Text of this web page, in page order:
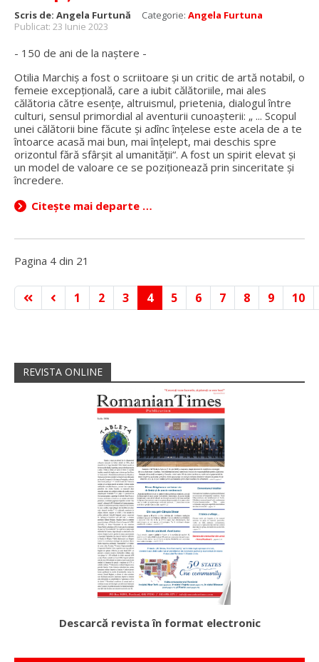
Scris de: Angela Furtună Categorie: Angela Furtuna
Publicat: 23 Iunie 2023
- 150 de ani de la naștere -
Otilia Marchiș a fost o scriitoare și un critic de artă notabil, o
femeie excepțională, care a iubit călătoriile, mai ales
călătoria către esențe, altruismul, prietenia, dialogul între
culturi, sensul primordial al aventurii cunoașterii: „ ... Scopul
unei călătorii bine făcute şi adînc înţelese este acela de a te
întoarce acasă mai bun, mai înţelept, mai deschis spre
orizontul fără sfârşit al umanităţii“. A fost un spirit elevat și
un model de valoare ce se poziționează prin sinceritate și
încredere.
Citește mai departe …
Pagina 4 din 21
1 2 3 4 5 6 7 8 9 10
REVISTA ONLINE
Descarcă revista în format electronic